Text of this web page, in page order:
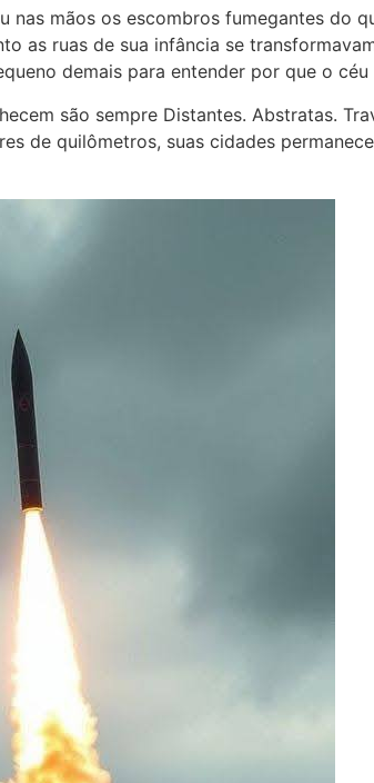
nas mãos os escombros fumegantes do
as ruas de sua infância se
demais para entender por que o
são sempre Distantes. Abstratas.
de quilômetros, suas cidades